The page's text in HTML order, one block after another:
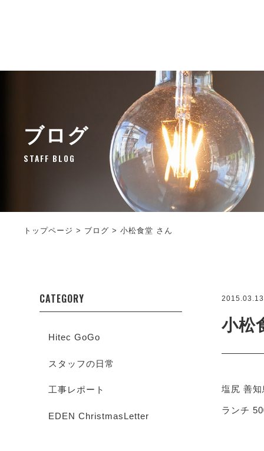
ブログ
STAFF BLOG
トップページ > ブログ >小松食堂 さん
2015.03.13
小松
塩尻 善
ランチ
CATEGORY
Hitec GoGo
スタッフの日常
工事レポート
EDEN ChristmasLetter